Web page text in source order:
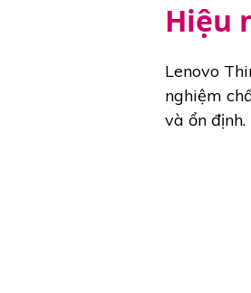
Hiệu
Lenovo
nghiệm
và ổn định.